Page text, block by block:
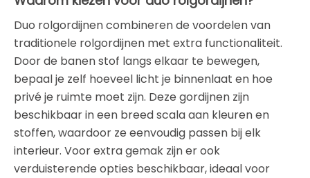
Duo rolgordijnen combineren de voordelen van
traditionele rolgordijnen met extra functionaliteit.
Door de banen stof langs elkaar te bewegen,
bepaal je zelf hoeveel licht je binnenlaat en hoe
privé je ruimte moet zijn. Deze gordijnen zijn
beschikbaar in een breed scala aan kleuren en
stoffen, waardoor ze eenvoudig passen bij elk
interieur. Voor extra gemak zijn er ook
verduisterende opties beschikbaar, ideaal voor